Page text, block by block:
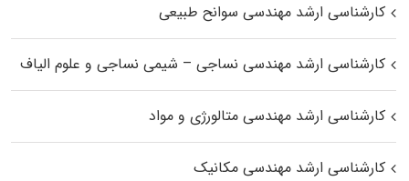
کارشناسی ارشد مهندسی سوانح طبیعی
کارشناسی ارشد مهندسی نساجی – شیمی نساجی و علوم الیاف
کارشناسی ارشد مهندسی متالورژی و مواد
کارشناسی ارشد مهندسی مکانیک